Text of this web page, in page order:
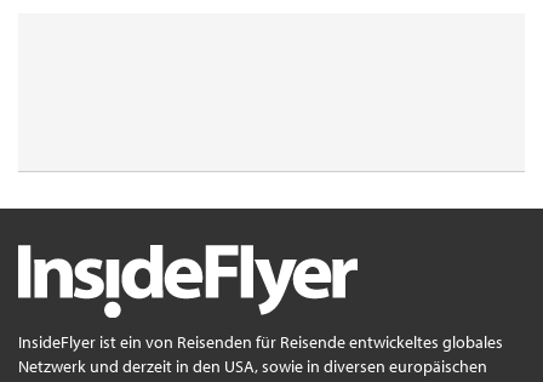
InsideFlyer ist ein von Reisenden für Reisende entwickeltes globales
Netzwerk und derzeit in den USA, sowie in diversen europäischen